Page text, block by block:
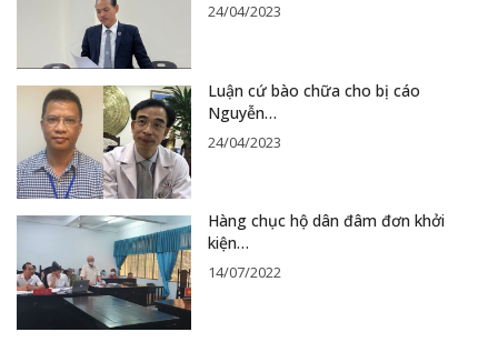
24/04/2023
Luận cứ bào chữa cho bị cáo
Nguyễn…
24/04/2023
Hàng chục hộ dân đâm đơn khởi
kiện…
14/07/2022